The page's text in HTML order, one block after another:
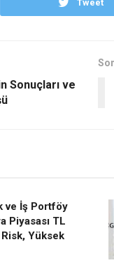
Tweet
Sonuçları ve
ve İş Portföy
Piyasası TL
Yüksek